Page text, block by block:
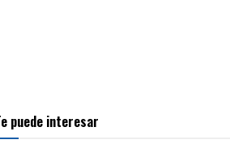
puede interesar